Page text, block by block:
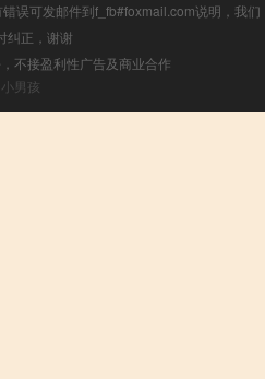
误可发邮件到f_fb#foxmail.com说明，我们
纠正，谢谢
不接盈利性广告及商业合作
小男孩